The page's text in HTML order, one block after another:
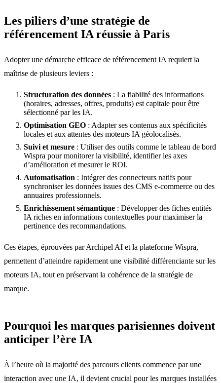
Les piliers d’une stratégie de
référencement IA réussie à Paris
Adopter une démarche efficace de référencement IA requiert la
maîtrise de plusieurs leviers :
Structuration des données : La fiabilité des informations
(horaires, adresses, offres, produits) est capitale pour être
sélectionné par les IA.
Optimisation GEO : Adapter ses contenus aux spécificités
locales et aux attentes des moteurs IA géolocalisés.
Suivi et mesure : Utiliser des outils comme le tableau de bord
Wispra pour monitorer la visibilité, identifier les axes
d’amélioration et mesurer le ROI.
Automatisation : Intégrer des connecteurs natifs pour
synchroniser les données issues des CMS e-commerce ou des
annuaires professionnels.
Enrichissement sémantique : Développer des fiches entités
IA riches en informations contextuelles pour maximiser la
pertinence des recommandations.
Ces étapes, éprouvées par Archipel AI et la plateforme Wispra,
permettent d’atteindre rapidement une visibilité différenciante sur les
moteurs IA, tout en préservant la cohérence de la stratégie de
marque.
Pourquoi les marques parisiennes doivent
anticiper l’ère IA
À l’heure où la majorité des parcours clients commence par une
interaction avec une IA, il devient crucial pour les marques installées